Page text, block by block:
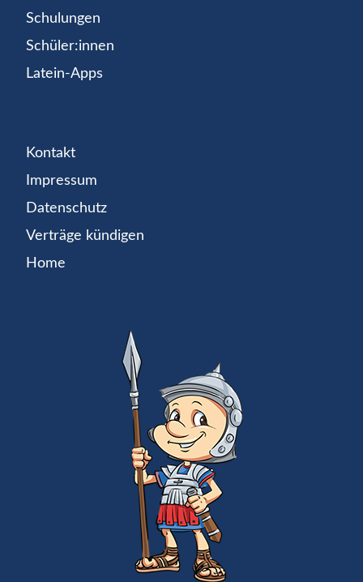
Schulungen
Schüler:innen
Latein-Apps
Kontakt
Impressum
Datenschutz
Verträge kündigen
Home